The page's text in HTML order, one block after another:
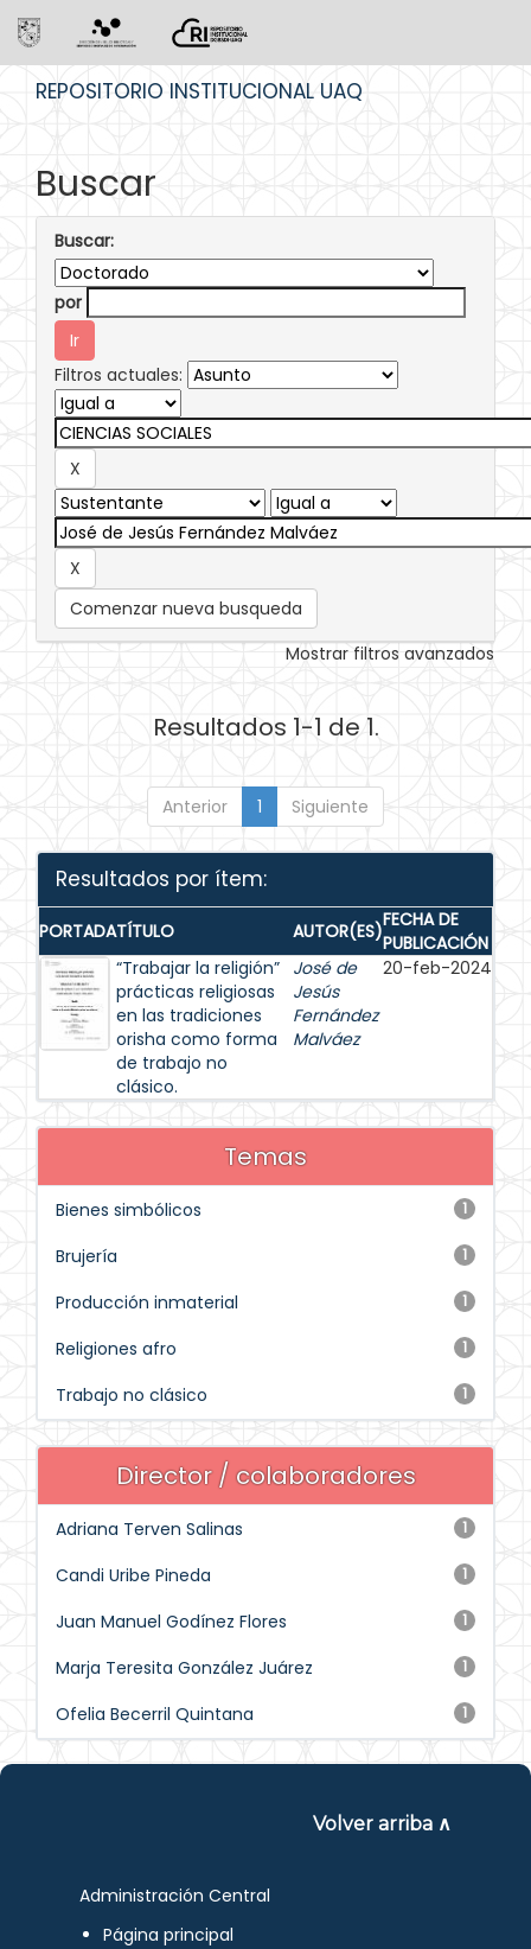
REPOSITORIO INSTITUCIONAL UAQ
Buscar
Buscar:
por
Filtros actuales:
Comenzar nueva busqueda
Mostrar filtros avanzados
Resultados 1-1 de 1.
Anterior 1 Siguiente
Resultados por ítem:
PORTADATÍTULO AUTOR(ES)FECHA DE
PUBLICACIÓN
“Trabajar la religión”
prácticas religiosas
en las tradiciones
orisha como forma
de trabajo no
clásico.
José de
Jesús
Fernández
Malváez
20-feb-2024
Temas
1
Bienes simbólicos
1
Brujería
1
Producción inmaterial
1
Religiones afro
1
Trabajo no clásico
Director / colaboradores
1
Adriana Terven Salinas
1
Candi Uribe Pineda
1
Juan Manuel Godínez Flores
1
Marja Teresita González Juárez
1
Ofelia Becerril Quintana
Volver arriba ∧
Administración Central
Página principal